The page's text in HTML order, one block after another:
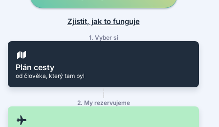
Zjistit, jak to funguje
1. Vyber si
Plán cesty
od člověka, který tam byl
2. My rezervujeme